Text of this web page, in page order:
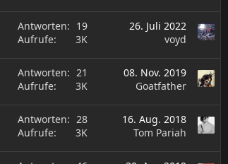
Antworten
19
Aufrufe
3K
26. Juli 2022
voyd
Antworten
21
Aufrufe
3K
08. Nov. 2019
Goatfather
Antworten
28
Aufrufe
3K
16. Aug. 2018
Tom Pariah